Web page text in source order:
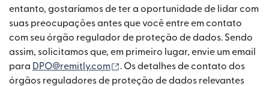
entanto, gostaríamos de ter a oportunidade de lidar com
suas preocupações antes que você entre em contato
com seu órgão regulador de proteção de dados. Sendo
assim, solicitamos que, em primeiro lugar, envie um email
para DPO@remitly.com (abre em uma nova janela)
. Os detalhes de contato dos
órgãos reguladores de proteção de dados relevantes